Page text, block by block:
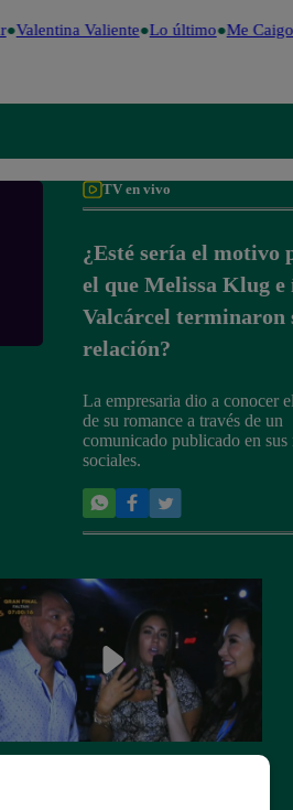
Valentina Valiente Lo último Me Caigo
TV en vivo
¿Esté sería el motivo
el que Melissa Klug e
Valcárcel terminaron
relación?
La empresaria dio a conocer
de su romance a través de un
comunicado publicado en sus
sociales.